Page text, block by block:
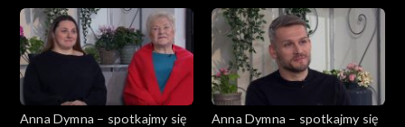
Anna Dymna – spotkajmy się
Anna Dymna – spotkajmy się